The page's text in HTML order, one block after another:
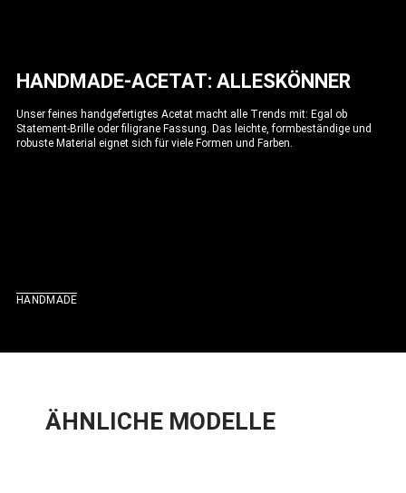
HANDMADE-ACETAT: ALLESKÖNNER
Unser feines handgefertigtes Acetat macht alle Trends mit: Egal ob
Statement-Brille oder filigrane Fassung. Das leichte, formbeständige und
robuste Material eignet sich für viele Formen und Farben.
HANDMADE
ÄHNLICHE MODELLE